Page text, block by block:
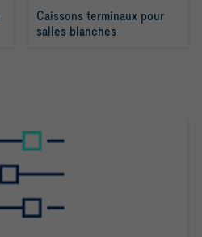
Caissons terminaux pour
salles blanches